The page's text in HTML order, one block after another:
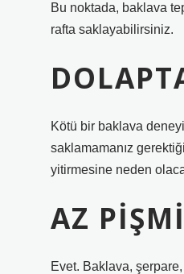
Bu noktada, baklava
rafta saklayabilirsiniz.
Kötü bir baklava
saklamamanız
yitirmesine neden
AZ
Evet. Baklava,